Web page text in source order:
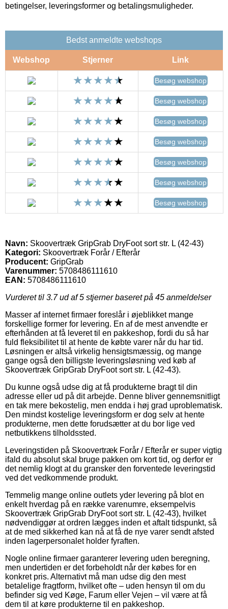
betingelser, leveringsformer og betalingsmuligheder.
Bedst anmeldte webshops
Webshop Stjerner Link
Besøg webshop
Besøg webshop
Besøg webshop
Besøg webshop
Besøg webshop
Besøg webshop
Besøg webshop
Navn: Skoovertræk GripGrab DryFoot sort str. L (42-43)
Kategori: Skoovertræk Forår / Efterår
Producent: GripGrab
Varenummer: 5708486111610
EAN: 5708486111610
Vurderet til 3.7ud af 5 stjerner baseret på 45 anmeldelser
Masser af internet firmaer foreslår i øjeblikket mange
forskellige former for levering. En af de mest anvendte er
efterhånden at få leveret til en pakkeshop, fordi du så har
fuld fleksibilitet til at hente de købte varer når du har tid.
Løsningen er altså virkelig hensigtsmæssig, og mange
gange også den billigste leveringsløsning ved køb af
Skoovertræk GripGrab DryFoot sort str. L (42-43).
Du kunne også udse dig at få produkterne bragt til din
adresse eller ud på dit arbejde. Denne bliver gennemsnitligt
en tak mere bekostelig, men endda i høj grad uproblematisk.
Den mindst kostelige leveringsform er dog selv at hente
produkterne, men dette forudsætter at du bor lige ved
netbutikkens tilholdssted.
Leveringstiden på Skoovertræk Forår / Efterår er super vigtig
ifald du absolut skal bruge pakken om kort tid, og derfor er
det nemlig klogt at du gransker den forventede leveringstid
ved det vedkommende produkt.
Temmelig mange online outlets yder levering på blot en
enkelt hverdag på en række varenumre, eksempelvis
Skoovertræk GripGrab DryFoot sort str. L (42-43), hvilket
nødvendiggør at ordren lægges inden et aftalt tidspunkt, så
at de med sikkerhed kan nå at få de nye varer sendt afsted
inden lagerpersonalet holder fyraften.
Nogle online firmaer garanterer levering uden beregning,
men undertiden er det forbeholdt når der købes for en
konkret pris. Alternativt må man udse dig den mest
betalelige fragtform, hvilket ofte – uden hensyn til om du
befinder sig ved Køge, Farum eller Vejen – vil være at få
dem til at køre produkterne til en pakkeshop.